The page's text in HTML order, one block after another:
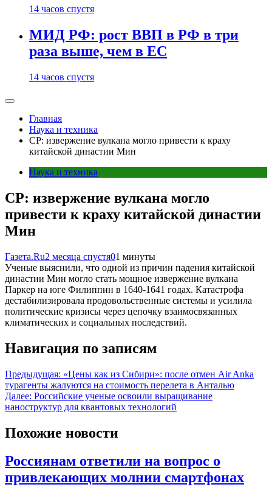
14 часов спустя
МИД РФ: рост ВВП в РФ в три
раза выше, чем в ЕС
14 часов спустя
Главная
Наука и техника
CP: извержение вулкана могло привести к краху
китайской династии Мин
Наука и техника
CP: извержение вулкана могло
привести к краху китайской династии
Мин
Газета.Ru2 месяца спустя01 минуты
Ученые выяснили, что одной из причин падения китайской
династии Мин могло стать мощное извержение вулкана
Паркер на юге Филиппин в 1640-1641 годах. Катастрофа
дестабилизировала продовольственные системы и усилила
политические кризисы через цепочку взаимосвязанных
климатических и социальных последствий.
Навигация по записям
Предыдущая: «Цены как из Сибири»: после отмен Air Anka
турагенты жалуются на стоимость перелета в Анталью
Далее: Российские ученые освоили выращивание
наноструктур для квантовых технологий
Похожие новости
Россиянам ответили на вопрос о
привлекающих молнии смартфонах